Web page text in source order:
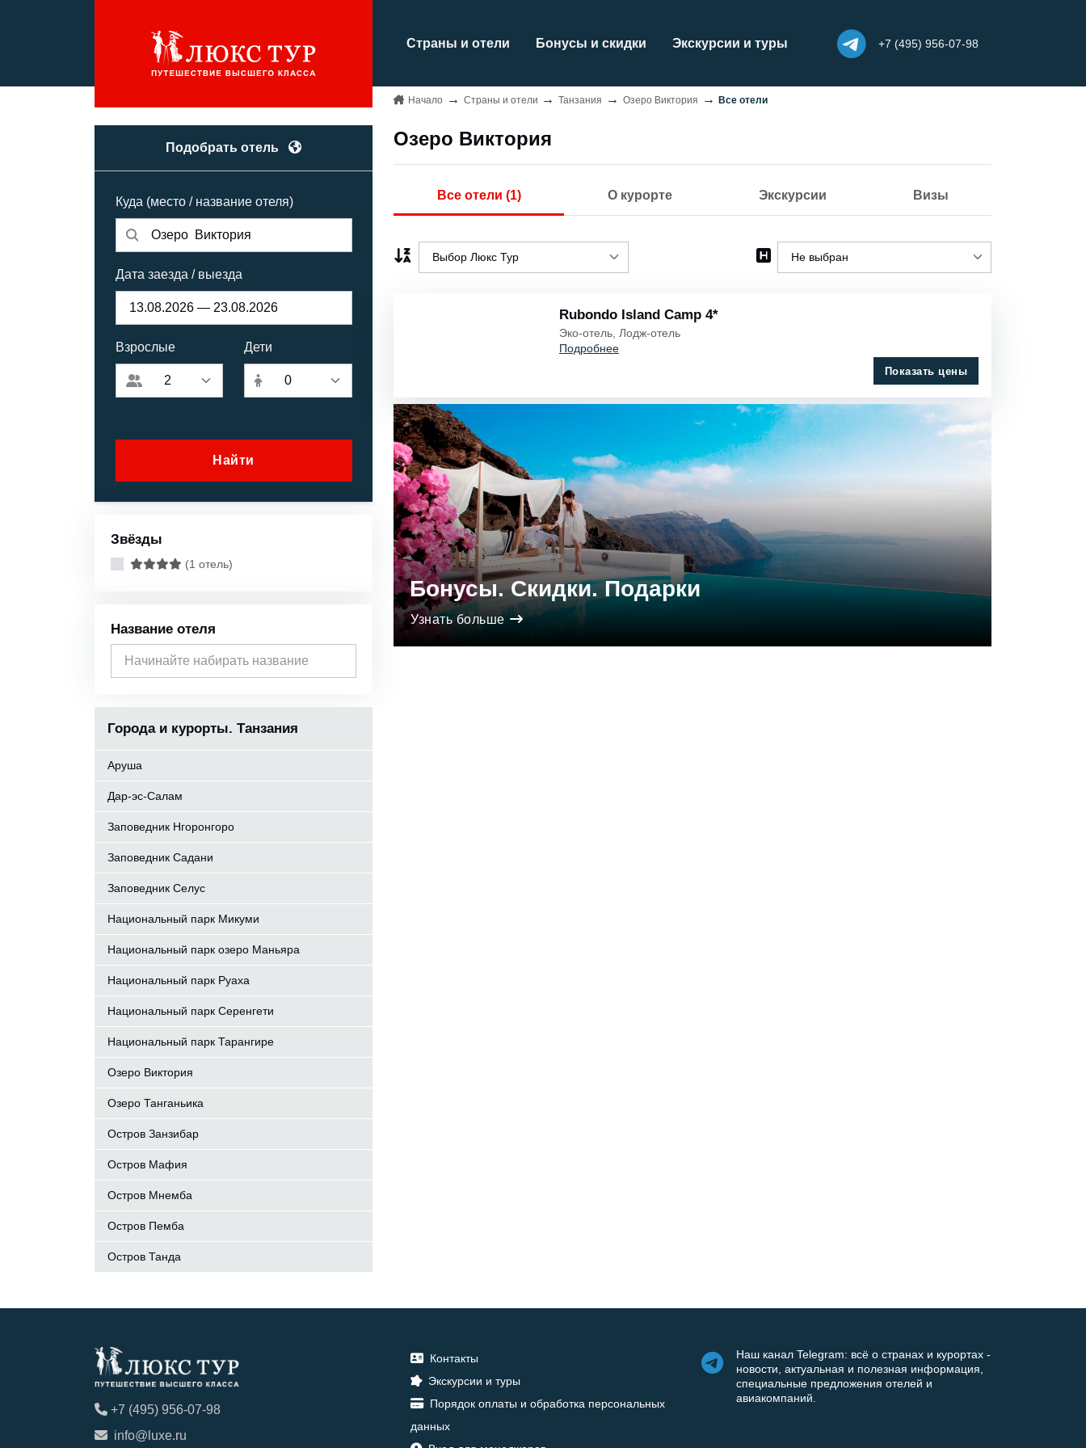
Страны и отели Бонусы и скидки Экскурсии и туры +7 (495) 956-07-98
Подобрать отель
Куда (место / название отеля)
Дата заезда / выезда
Взрослые Дети
Найти
Звёзды
(1 отель)
Название отеля
Города и курорты. Танзания
Аруша
Дар-эс-Салам
Заповедник Нгоронгоро
Заповедник Садани
Заповедник Селус
Национальный парк Микуми
Национальный парк озеро Маньяра
Национальный парк Руаха
Национальный парк Серенгети
Национальный парк Тарангирe
Озеро Виктория
Озеро Танганьика
Остров Занзибар
Остров Мафия
Остров Мнемба
Остров Пемба
Остров Танда
Начало Страны и отели Танзания Озеро Виктория Все отели
Озеро Виктория
Все отели (1) О курорте Экскурсии Визы
Выбор Люкс Тур
Звёзды 1..5
Не выбран
Rubondo Island Camp 4*
Эко-отель, Лодж-отель
Подробнее
Показать цены
Бонусы. Скидки. Подарки
Узнать больше
+7 (495) 956-07-98
info@luxe.ru
Контакты
Экскурсии и туры
Порядок оплаты и обработка персональных
данных
Наш канал Telegram: всё о странах и курортах -
новости, актуальная и полезная информация,
специальные предложения отелей и
авиакомпаний.